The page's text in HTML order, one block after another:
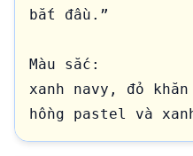
bắt đầu.”
Màu sắc:
xanh navy, đỏ
hồng pastel và